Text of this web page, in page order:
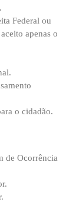
Federal ou
apenas o
o cidadão.
de Ocorrência